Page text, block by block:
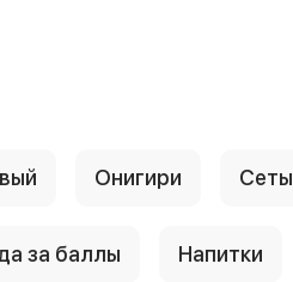
Онигири Сеты
за баллы Напитки